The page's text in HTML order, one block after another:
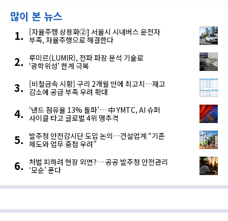
많이 본 뉴스
[자율주행 상용화②] 서울시 시내버스 운전자
부족, 자율주행으로 해결한다
루미르(LUMIR), 전파 파장 분석 기술로
‘광학위성’ 한계 극복
[비철금속 시황] 구리 2개월 만에 최고치…재고
감소에 공급 부족 우려 확대
‘낸드 점유율 13% 돌파’… 中 YMTC, AI 슈퍼
사이클 타고 글로벌 4위 맹추격
발주청 안전감시단 도입 논의…건설업계 “기존
제도와 업무 중첩 우려”
처벌 피하려 현장 외면?… 공공 발주청 안전관리
‘모순’ 푼다